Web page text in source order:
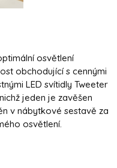
osvětlení
obchodující s cennými
LED svítidly Tweeter
jeden je zavěšen
v nábytkové sestavě za
osvětlení.